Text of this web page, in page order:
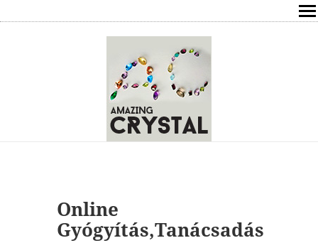
ÍRÁSOK
ÁSVÁNYOK HATÁSAI
ONLINE GYÓGYÍTÁS,TANÁCSADÁS
Online
Gyógyítás,Tanácsadás